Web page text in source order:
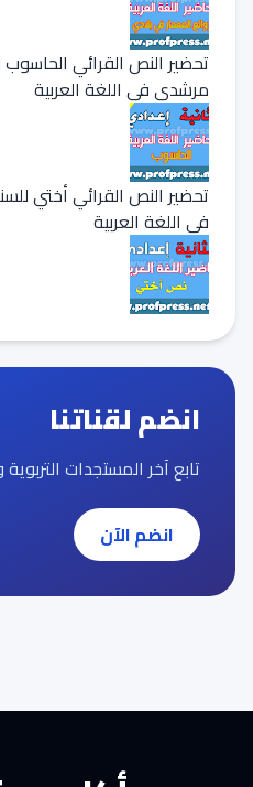
تحضير النص القرائي الحاسوب
مرشدي في اللغة العربية
تحضير النص القرائي أختي
في اللغة العربية
انضم لقناتنا
تابع آخر المستجدات التربوية
انضم الآن